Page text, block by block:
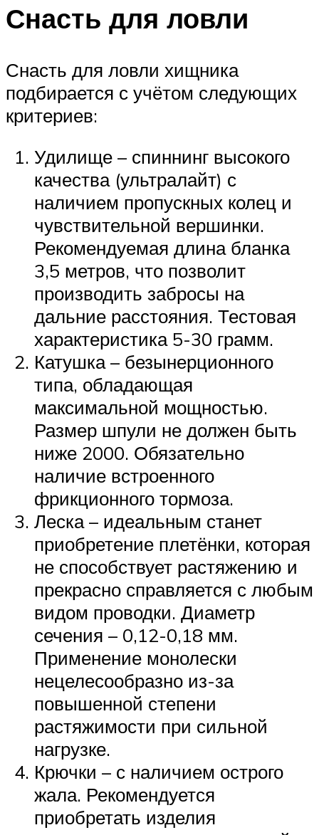
Снасть для ловли
Снасть для ловли хищника
подбирается с учётом следующих
критериев:
Удилище – спиннинг высокого
качества (ультралайт) с
наличием пропускных колец и
чувствительной вершинки.
Рекомендуемая длина бланка
3,5 метров, что позволит
производить забросы на
дальние расстояния. Тестовая
характеристика 5-30 грамм.
Катушка – безынерционного
типа, обладающая
максимальной мощностью.
Размер шпули не должен быть
ниже 2000. Обязательно
наличие встроенного
фрикционного тормоза.
Леска – идеальным станет
приобретение плетёнки, которая
не способствует растяжению и
прекрасно справляется с любым
видом проводки. Диаметр
сечения – 0,12-0,18 мм.
Применение монолески
нецелесообразно из-за
повышенной степени
растяжимости при сильной
нагрузке.
Крючки – с наличием острого
жала. Рекомендуется
приобретать изделия